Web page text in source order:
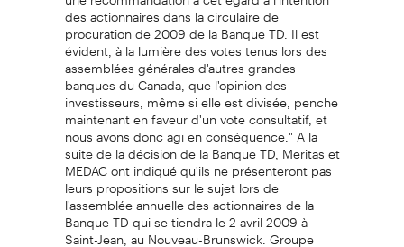
des actionnaires dans la circulaire de
procuration de 2009 de la Banque TD. Il est
évident, à la lumière des votes tenus lors des
assemblées générales d'autres grandes
banques du Canada, que l'opinion des
investisseurs, même si elle est divisée, penche
maintenant en faveur d'un vote consultatif, et
nous avons donc agi en conséquence." A la
suite de la décision de la Banque TD, Meritas et
MEDAC ont indiqué qu'ils ne présenteront pas
leurs propositions sur le sujet lors de
l'assemblée annuelle des actionnaires de la
Banque TD qui se tiendra le 2 avril 2009 à
Saint-Jean, au Nouveau-Brunswick. Groupe